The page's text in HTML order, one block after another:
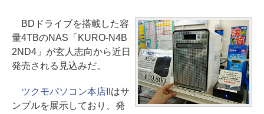
BDドライブを搭載した容
量4TBのNAS「KURO-N4B
2ND4」が玄人志向から近日
発売される見込みだ。
ツクモパソコン本店II はサ
ンプルを展示しており、発